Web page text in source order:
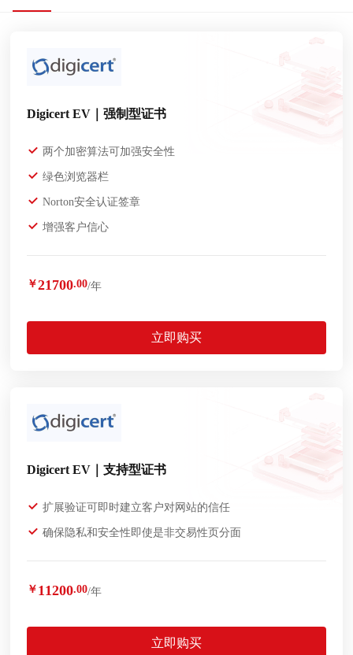
Digicert EV｜强制型证书
两个加密算法可加强安全性
绿色浏览器栏
Norton安全认证签章
增强客户信心
￥21700.00/年
立即购买
Digicert EV｜支持型证书
扩展验证可即时建立客户对网站的信任
确保隐私和安全性即使是非交易性页分面
￥ 11200.00/年
立即购买